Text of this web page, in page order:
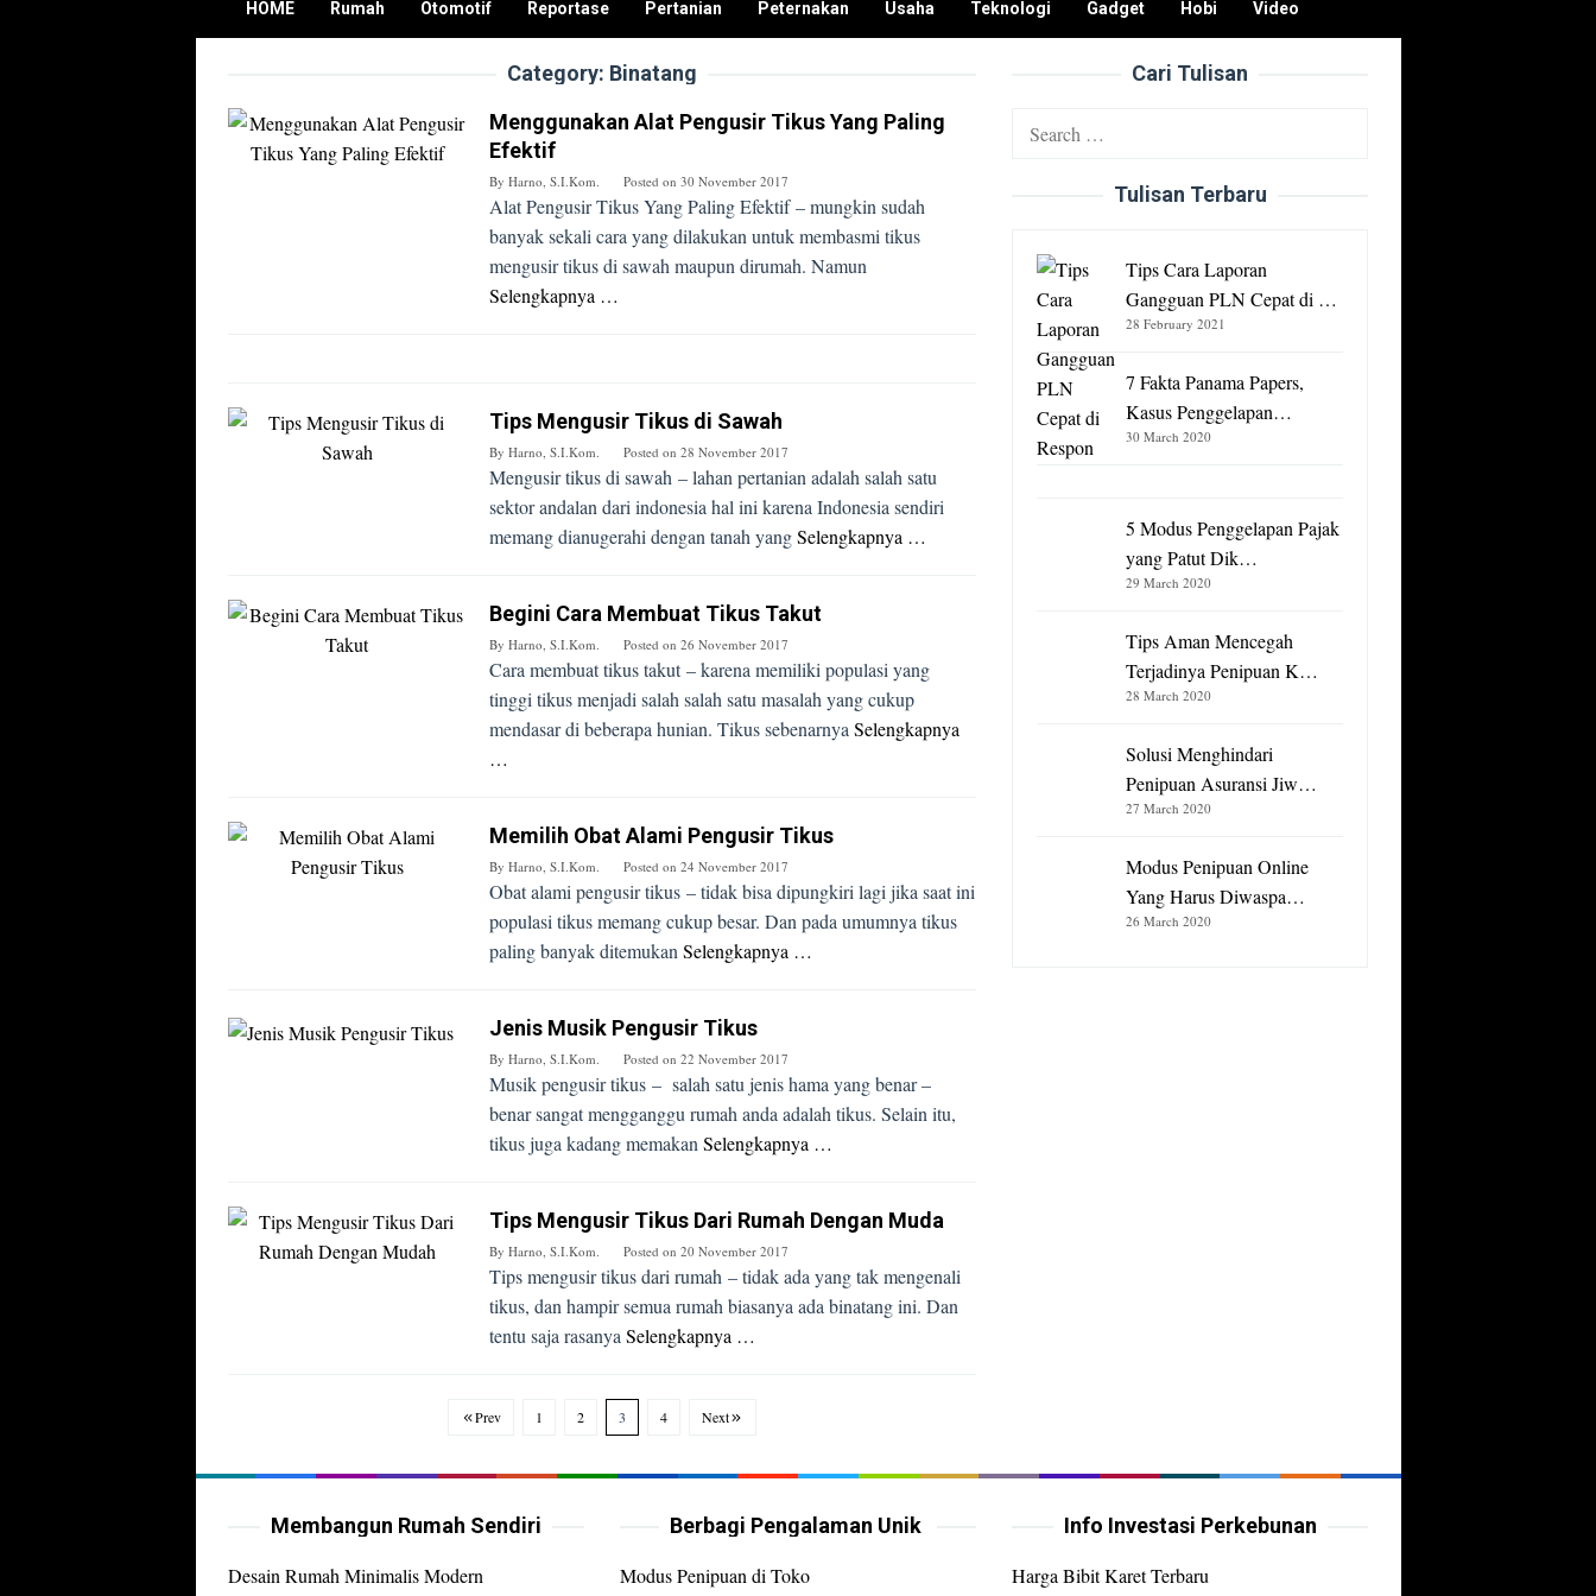
HOME Rumah Otomotif Reportase Pertanian Peternakan Usaha Teknologi Gadget Hobi Video
Category: Binatang
Menggunakan Alat Pengusir Tikus Yang Paling
Efektif
By Harno, S.I.Kom. Posted on 30 November 2017
Alat Pengusir Tikus Yang Paling Efektif – mungkin sudah
banyak sekali cara yang dilakukan untuk membasmi tikus
mengusir tikus di sawah maupun dirumah. Namun
Selengkapnya …
Tips Mengusir Tikus di Sawah
By Harno, S.I.Kom. Posted on 28 November 2017
Mengusir tikus di sawah – lahan pertanian adalah salah satu
sektor andalan dari indonesia hal ini karena Indonesia sendiri
memang dianugerahi dengan tanah yangSelengkapnya …
Begini Cara Membuat Tikus Takut
By Harno, S.I.Kom. Posted on 26 November 2017
Cara membuat tikus takut – karena memiliki populasi yang
tinggi tikus menjadi salah salah satu masalah yang cukup
mendasar di beberapa hunian. Tikus sebenarnya Selengkapnya
…
Memilih Obat Alami Pengusir Tikus
By Harno, S.I.Kom. Posted on 24 November 2017
Obat alami pengusir tikus – tidak bisa dipungkiri lagi jika saat ini
populasi tikus memang cukup besar. Dan pada umumnya tikus
paling banyak ditemukan Selengkapnya …
Jenis Musik Pengusir Tikus
By Harno, S.I.Kom. Posted on 22 November 2017
Musik pengusir tikus – salah satu jenis hama yang benar –
benar sangat mengganggu rumah anda adalah tikus. Selain itu,
tikus juga kadang memakan Selengkapnya …
Tips Mengusir Tikus Dari Rumah Dengan Muda
By Harno, S.I.Kom. Posted on 20 November 2017
Tips mengusir tikus dari rumah – tidak ada yang tak mengenali
tikus, dan hampir semua rumah biasanya ada binatang ini. Dan
tentu saja rasanya Selengkapnya …
Prev 1 2 3 4 Next
Cari Tulisan
Search
Tulisan Terbaru
Tips Cara Laporan
Gangguan PLN Cepat di …
28 February 2021
7 Fakta Panama Papers,
Kasus Penggelapan…
30 March 2020
5 Modus Penggelapan Pajak
yang Patut Dik…
29 March 2020
Tips Aman Mencegah
Terjadinya Penipuan K…
28 March 2020
Solusi Menghindari
Penipuan Asuransi Jiw…
27 March 2020
Modus Penipuan Online
Yang Harus Diwaspa…
26 March 2020
Membangun Rumah Sendiri
Desain Rumah Minimalis Modern
Berbagi Pengalaman Unik
Modus Penipuan di Toko
Info Investasi Perkebunan
Harga Bibit Karet Terbaru